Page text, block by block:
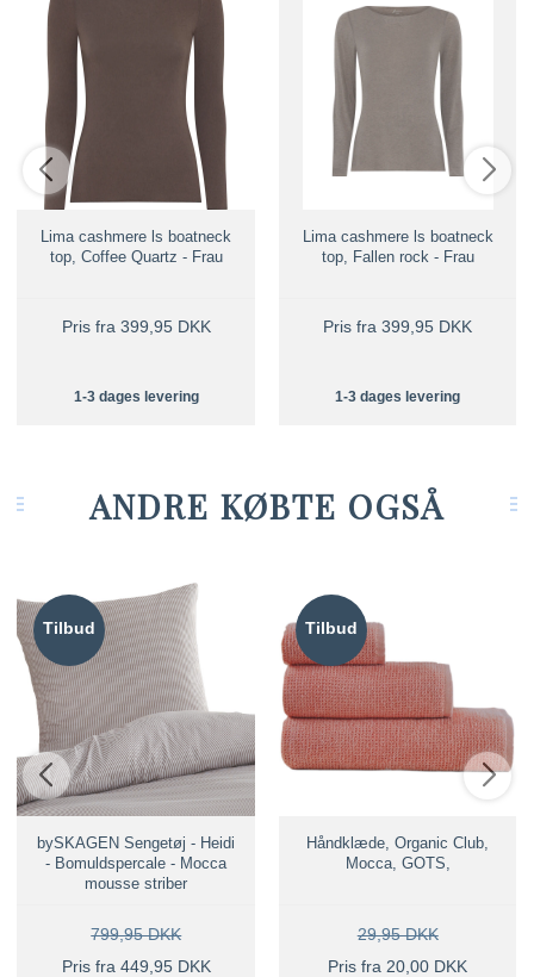
Lima cashmere ls boatneck
top, Coffee Quartz - Frau
Pris fra 399,95 DKK
1-3 dages levering
Lima cashmere ls boatneck
top, Fallen rock - Frau
Pris fra 399,95 DKK
1-3 dages levering
ANDRE KØBTE OGSÅ
Tilbud
bySKAGEN Sengetøj - Heidi
- Bomuldspercale - Mocca
mousse striber
799,95 DKK
Pris fra 449,95 DKK
Tilbud
Håndklæde, Organic Club,
Mocca, GOTS,
29,95 DKK
Pris fra 20,00 DKK